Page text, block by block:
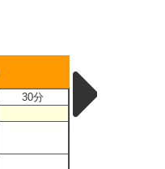
30分